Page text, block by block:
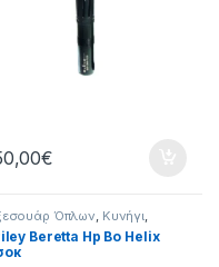
€
Όπλων, Κυνήγι,
Τσόκ
Beretta Hp Bo Helix